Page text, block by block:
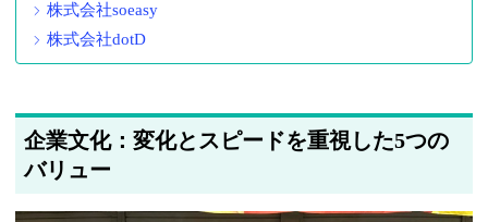
株式会社soeasy
株式会社dotD
企業文化：変化とスピードを重視した5つの
バリュー